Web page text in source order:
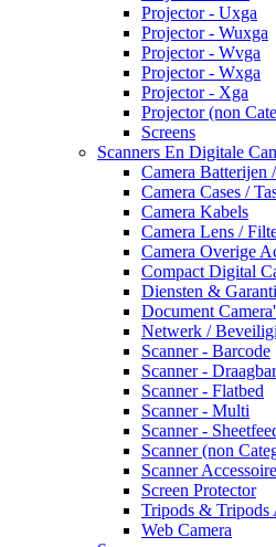
Projector - Uxga
Projector - Wuxga
Projector - Wvga
Projector - Wxga
Projector - Xga
Projector (non
Screens
Scanners En Digitale
Camera Batterijen
Camera Cases /
Camera Kabels
Camera Lens /
Camera Overige
Compact Digital
Diensten &
Document
Netwerk /
Scanner - Barcode
Scanner -
Scanner - Flatbed
Scanner - Multi
Scanner -
Scanner (non
Scanner
Screen Protector
Tripods & Tripods
Web Camera